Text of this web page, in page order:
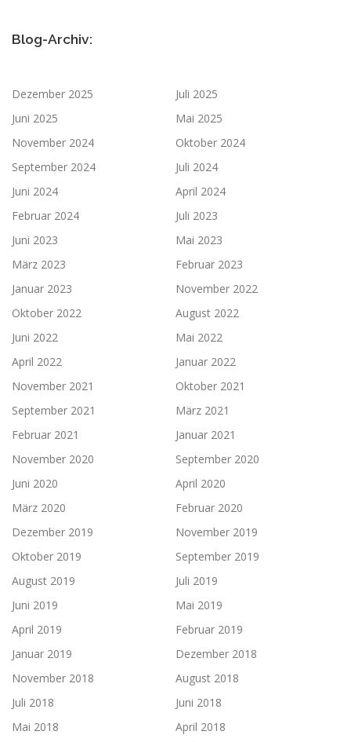
Blog-Archiv:
Dezember 2025
Juli 2025
Juni 2025
Mai 2025
November 2024
Oktober 2024
September 2024
Juli 2024
Juni 2024
April 2024
Februar 2024
Juli 2023
Juni 2023
Mai 2023
März 2023
Februar 2023
Januar 2023
November 2022
Oktober 2022
August 2022
Juni 2022
Mai 2022
April 2022
Januar 2022
November 2021
Oktober 2021
September 2021
März 2021
Februar 2021
Januar 2021
November 2020
September 2020
Juni 2020
April 2020
März 2020
Februar 2020
Dezember 2019
November 2019
Oktober 2019
September 2019
August 2019
Juli 2019
Juni 2019
Mai 2019
April 2019
Februar 2019
Januar 2019
Dezember 2018
November 2018
August 2018
Juli 2018
Juni 2018
Mai 2018
April 2018